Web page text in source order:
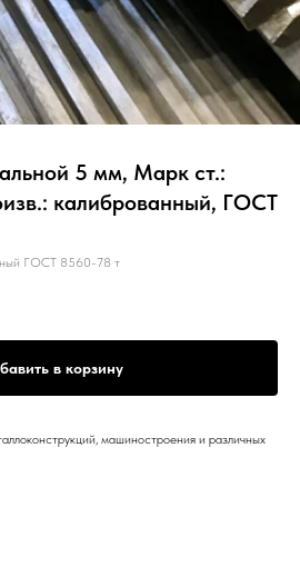
5 мм, Марк ст.:
калиброванный, ГОСТ
ГОСТ 8560-78 т
в корзину
машиностроения и различных